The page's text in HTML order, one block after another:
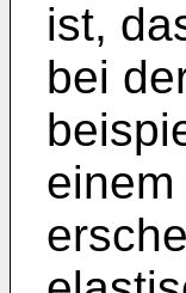
ist,
bei